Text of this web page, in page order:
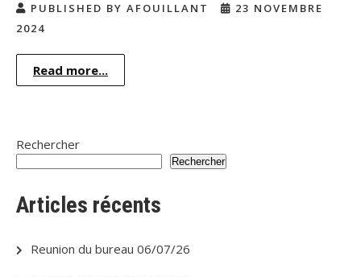
PUBLISHED BY AFOUILLANT
23 NOVEMBRE
2024
Read more...
Rechercher
Rechercher
Articles récents
Reunion du bureau 06/07/26